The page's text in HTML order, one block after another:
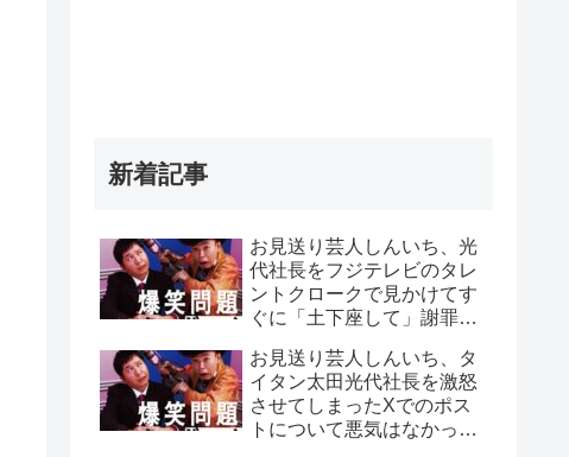
新着記事
お見送り芸人しんいち、光
代社長をフジテレビのタレ
ントクロークで見かけてす
ぐに「土下座して」謝罪を
て、土下座してました
(笑)」
お見送り芸人しんいち、タ
イタン太田光代社長を激怒
させてしまったXでのポス
トについて悪気はなかった